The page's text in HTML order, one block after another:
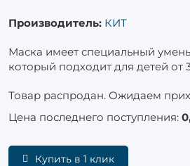
Производитель: КИТ
Маска имеет специальный
который подходит для детей от
Товар распродан. Ожидаем
Цена последнего поступления:
Купить в 1 клик